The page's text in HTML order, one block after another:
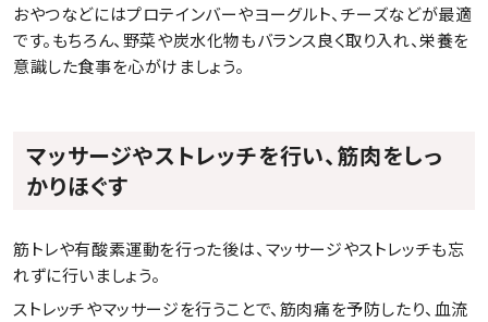
おやつなどにはプロテインバーやヨーグルト、チーズなどが最適
です。もちろん、野菜や炭水化物もバランス良く取り入れ、栄養を
意識した食事を心がけましょう。
マッサージやストレッチを行い、筋肉をしっ
かりほぐす
筋トレや有酸素運動を行った後は、マッサージやストレッチも忘
れずに行いましょう。
ストレッチやマッサージを行うことで、筋肉痛を予防したり、血流